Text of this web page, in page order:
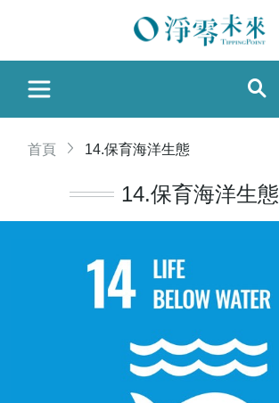
首頁 14.保育海洋生態
14.保育海洋生態